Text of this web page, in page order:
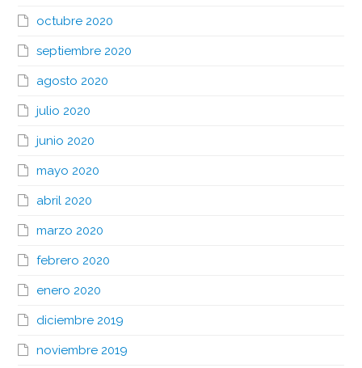
octubre 2020
septiembre 2020
agosto 2020
julio 2020
junio 2020
mayo 2020
abril 2020
marzo 2020
febrero 2020
enero 2020
diciembre 2019
noviembre 2019